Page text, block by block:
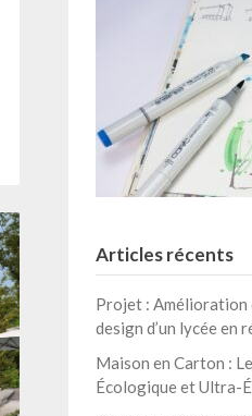
Articles récents
Projet : Amélioration
design d’un lycée en
Maison en Carton :
Écologique et Ultra-